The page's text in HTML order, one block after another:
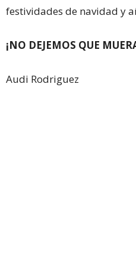
festividades de navidad y
¡NO DEJEMOS QUE
Audi Rodriguez